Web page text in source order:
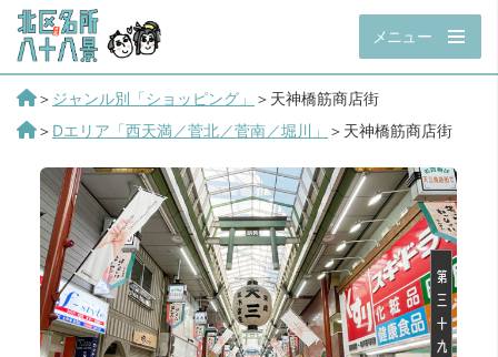
メニュー
＞ ジャンル別「ショッピング」
＞天神橋筋商店街
＞ Dエリア「西天満／菅北／菅南／堀川」 ＞天神橋筋商店街
第
三
十
九